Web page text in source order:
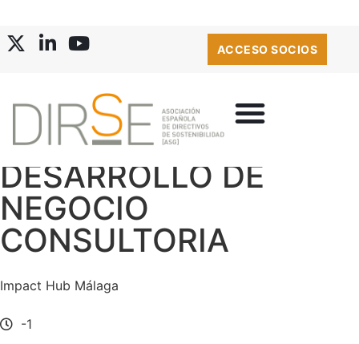
ACCESO SOCIOS
DESARROLLO DE
NEGOCIO
CONSULTORIA
Impact Hub Málaga
-1